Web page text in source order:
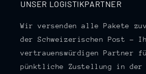
UNSER LOGISTIKPARTNER
Wir versenden alle Pakete
der Schweizerischen Post –
vertrauenswürdigen Partner
pünktliche Zustellung in der